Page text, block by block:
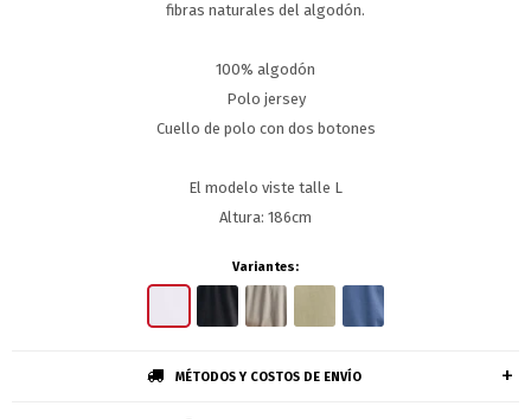
fibras naturales del algodón.
100% algodón
Polo jersey
Cuello de polo con dos botones
El modelo viste talle L
Altura: 186cm
Variantes:
MÉTODOS Y COSTOS DE ENVÍO